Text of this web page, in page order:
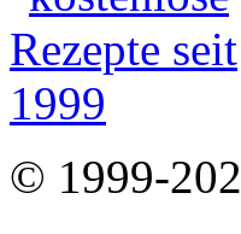
© 1999-